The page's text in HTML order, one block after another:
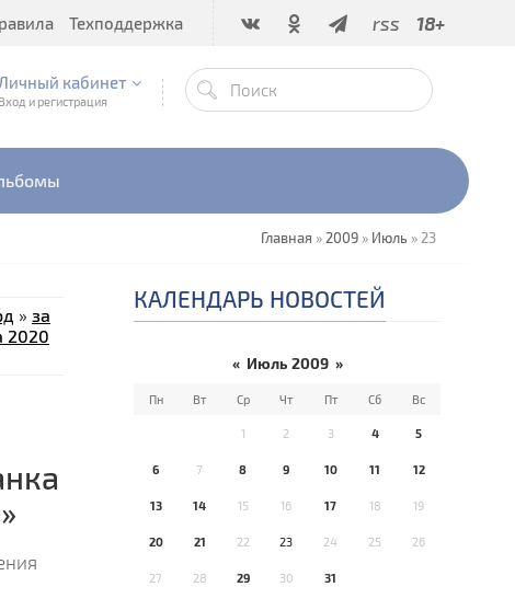
rss 18+
Техподдержка
кабинет
Вход и регистрация
Главная » 2009 » Июль » 23
» за
2020
КАЛЕНДАРЬ НОВОСТЕЙ
« Июль 2009 »
Пн Вт Ср Чт Пт Сб Вс
1 2 3 4 5
6 7 8 9 10 11 12
13 14 15 16 17 18 19
20 21 22 23 24 25 26
27 28 29 30 31